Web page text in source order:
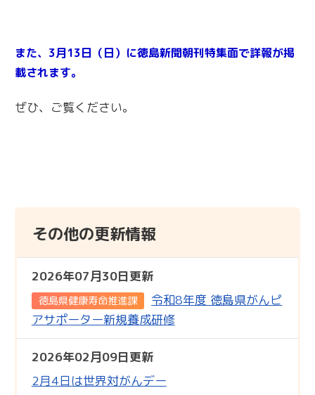
また、3月13日（日）に徳島新聞朝刊特集面で詳報が掲
載されます。
ぜひ、ご覧ください。
その他の更新情報
2026年07月30日更新
徳島県健康寿命推進課
令和8年度 徳島県がんピ
アサポーター新規養成研修
2026年02月09日更新
2月4日は世界対がんデー